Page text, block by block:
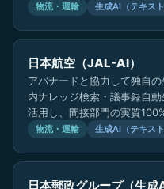
物流・運輸 生成AI（テキスト
日本航空（JAL-AI）
アバナードと協力して独自
内ナレッジ検索・議事録自
活用し、間接部門の実質
物流・運輸 生成AI（テキスト
日本郵政グループ（生成